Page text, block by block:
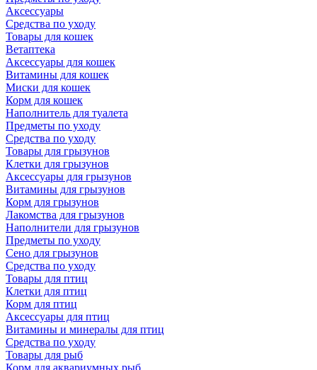
Аксессуары
Средства по уходу
Товары для кошек
Ветаптека
Аксессуары для кошек
Витамины для кошек
Миски для кошек
Корм для кошек
Наполнитель для туалета
Предметы по уходу
Средства по уходу
Товары для грызунов
Клетки для грызунов
Аксессуары для грызунов
Витамины для грызунов
Корм для грызунов
Лакомства для грызунов
Наполнители для грызунов
Предметы по уходу
Сено для грызунов
Средства по уходу
Товары для птиц
Клетки для птиц
Корм для птиц
Аксессуары для птиц
Витамины и минералы для птиц
Средства по уходу
Товары для рыб
Корм для аквариумных рыб